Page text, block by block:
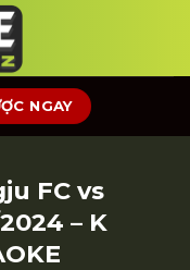
NGAY
FC vs
– K